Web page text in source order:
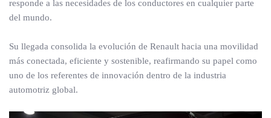
responde a las necesidades de los conductores en cualquier parte
del mundo.
Su llegada consolida la evolución de Renault hacia una movilidad
más conectada, eficiente y sostenible, reafirmando su papel como
uno de los referentes de innovación dentro de la industria
automotriz global.